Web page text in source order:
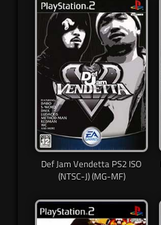
Def Jam Vendetta PS2 ISO
(NTSC-J) (MG-MF)